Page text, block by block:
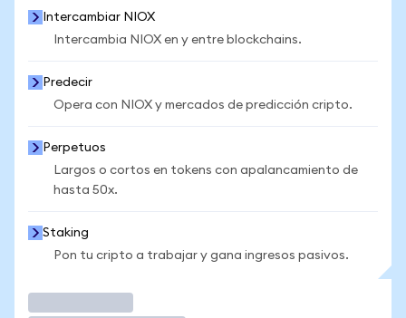
Intercambiar NIOX
Intercambia NIOX en y entre blockchains.
Predecir
Opera con NIOX y mercados de predicción cripto.
Perpetuos
Largos o cortos en tokens con apalancamiento de
hasta 50x.
Staking
Pon tu cripto a trabajar y gana ingresos pasivos.